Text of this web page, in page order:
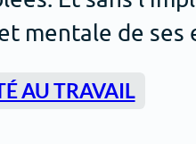
mentale de ses
AU TRAVAIL